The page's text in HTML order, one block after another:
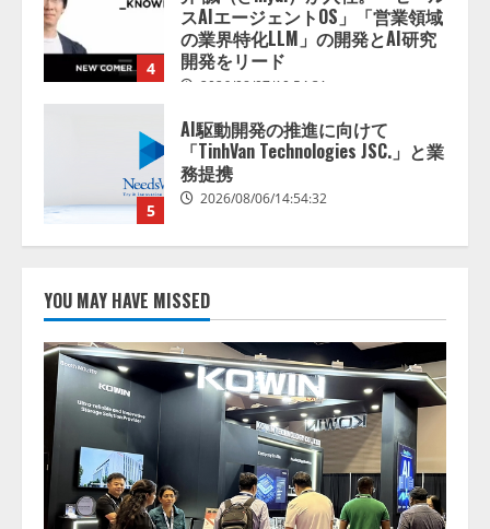
5
「TinhVan Technologies JSC.」と業
務提携
2026/08/06/14:54:32
1
【開催報告】次世代AIプラットフ
ォーム「TAIZA」および新サービ
スに関する記者発表会を開催
2026/08/07/17:53:45
2
し、AIから設定操作できる機能を
拡充
2026/08/07/13:53:50
3
【2026年企業のAI導入・活用に関
する調査】AIを組織として導入で
きている企業は26.8％。AI導入企
業の68.0％が、自社でのAI導入・
活用は「上手くいっている」と回
答
YOU MAY HAVE MISSED